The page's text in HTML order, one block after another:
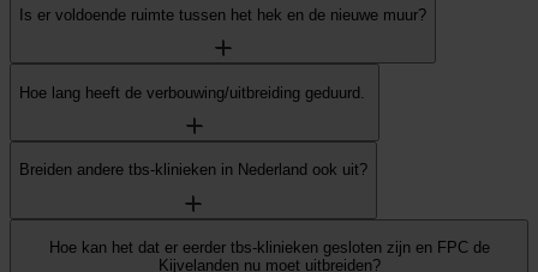
Is er voldoende ruimte tussen het hek en de nieuwe muur?
Hoe lang heeft de verbouwing/uitbreiding geduurd.
Breiden andere tbs-klinieken in Nederland ook uit?
Hoe kan het dat er eerder tbs-klinieken gesloten zijn en FPC de
Kijvelanden nu moet uitbreiden?